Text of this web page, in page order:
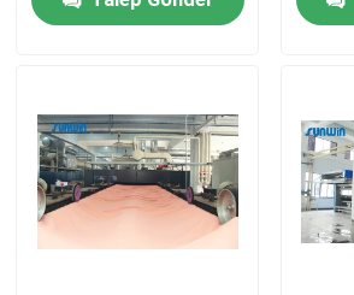
Ana sayfa
Kişiler
Ürünler